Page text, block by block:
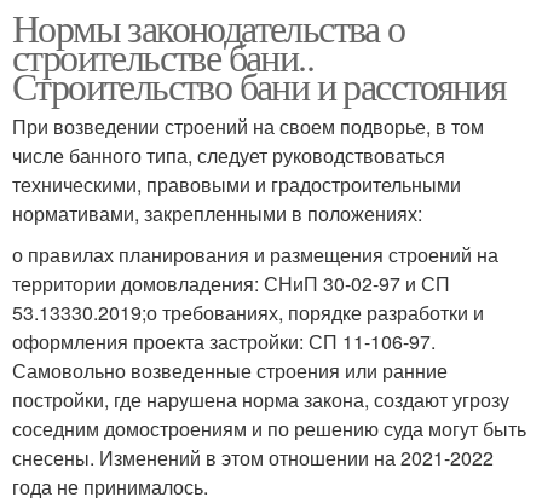
Нормы законодательства о
строительстве бани..
Строительство бани и расстояния
При возведении строений на своем подворье, в том
числе банного типа, следует руководствоваться
техническими, правовыми и градостроительными
нормативами, закрепленными в положениях:
о правилах планирования и размещения строений на
территории домовладения: СНиП 30-02-97 и СП
53.13330.2019;о требованиях, порядке разработки и
оформления проекта застройки: СП 11-106-97.
Самовольно возведенные строения или ранние
постройки, где нарушена норма закона, создают угрозу
соседним домостроениям и по решению суда могут быть
снесены. Изменений в этом отношении на 2021-2022
года не принималось.